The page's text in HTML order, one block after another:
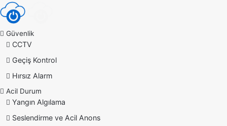
Güvenlik
CCTV
Geçiş Kontrol
Hırsız Alarm
Acil Durum
Yangın Algılama
Seslendirme ve Acil Anons